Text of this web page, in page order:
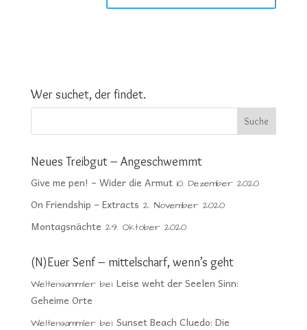
Wer suchet, der findet.
Neues Treibgut – Angeschwemmt
Give me pen! – Wider die Armut 10. Dezember 2020
On Friendship – Extracts 2. November 2020
Montagsnächte 29. Oktober 2020
(N)Euer Senf – mittelscharf, wenn’s geht
Weltensammlerbei Leise weht der Seelen Sinn:
Geheime Orte
Weltensammlerbei Sunset Beach Cluedo: Die